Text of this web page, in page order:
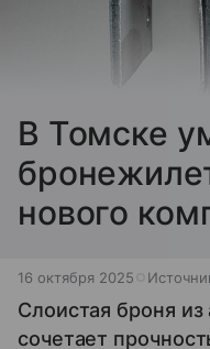
В Томске
нового
16 октября 2025
Слоистая броня
сочетает